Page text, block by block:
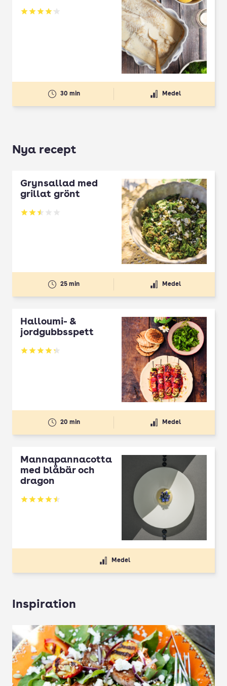
Betyg: 4.1 av 5
30 min Medel
Nya recept
Grynsallad med
grillat grönt
Betyg: 2.5 av 5
25 min Medel
Halloumi- &
jordgubbsspett
Betyg: 4.3 av 5
20 min Medel
Mannapannacotta
med blåbär och
dragon
Betyg: 4.5 av 5
Medel
Inspiration